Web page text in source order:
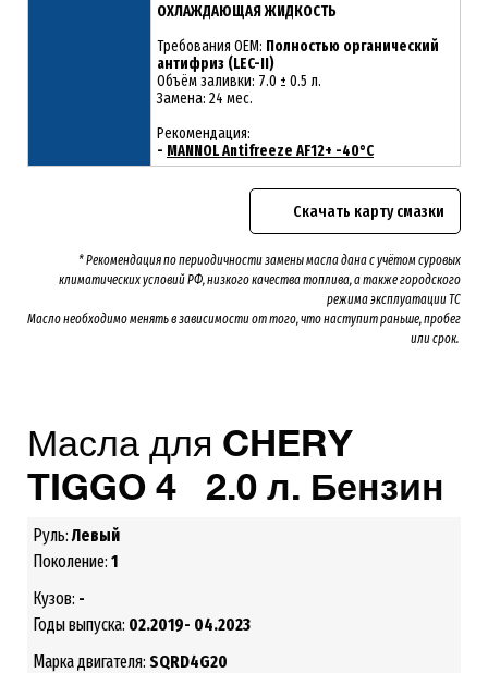
ОХЛАЖДАЮЩАЯ ЖИДКОСТЬ
Требования OEM: Полностью органический
антифриз (LEC-II)
Объём заливки: 7.0 ± 0.5 л.
Замена: 24 мес.
Рекомендация:
- MANNOL Antifreeze AF12+ -40°C
Скачать карту смазки
* Рекомендация по периодичности замены масла дана с учётом суровых
климатических условий РФ, низкого качества топлива, а также городского
режима эксплуатации ТС
Масло необходимо менятьв зависимости от того, что наступит раньше, пробег
или срок.
Масла для CHERY
TIGGO 4 2.0 л. Бензин
Руль:Левый
Поколение: 1
Кузов: -
Годы выпуска: 02.2019- 04.2023
Марка двигателя: SQRD4G20